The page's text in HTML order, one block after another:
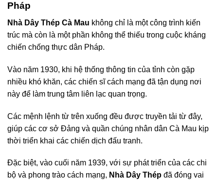
Pháp
Nhà Dây Thép Cà Mau không chỉ là một công trình kiến
trúc mà còn là một phần không thể thiếu trong cuộc kháng
chiến chống thực dân Pháp.
Vào năm 1930, khi hệ thống thông tin của tỉnh còn gặp
nhiều khó khăn, các chiến sĩ cách mạng đã tận dụng nơi
này để làm trung tâm liên lạc quan trọng.
Các mệnh lệnh từ trên xuống đều được truyền tải từ đây,
giúp các cơ sở Đảng và quần chúng nhân dân Cà Mau kịp
thời triển khai các chiến dịch đấu tranh.
Đặc biệt, vào cuối năm 1939, với sự phát triển của các chi
bộ và phong trào cách mạng, Nhà Dây Thép đã đóng vai